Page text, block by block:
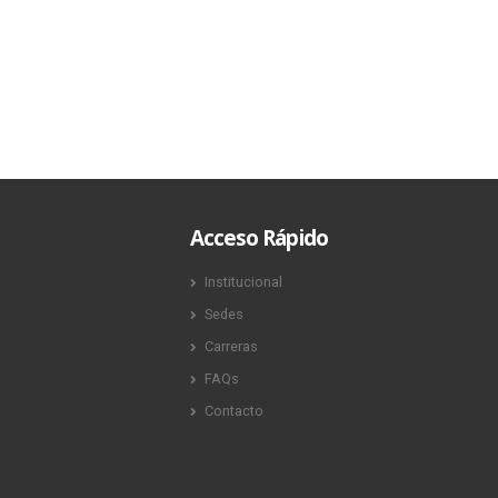
Acceso Rápido
Institucional
Sedes
Carreras
FAQs
Contacto